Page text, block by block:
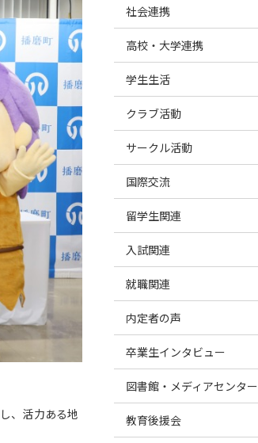
、活力ある地
社会連携
高校・大学連携
学生生活
クラブ活動
サークル活動
国際交流
留学生関連
入試関連
就職関連
内定者の声
卒業生インタビュー
図書館・メディアセンター
教育後援会